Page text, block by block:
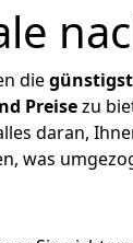
die
Preisezu
daran,
was